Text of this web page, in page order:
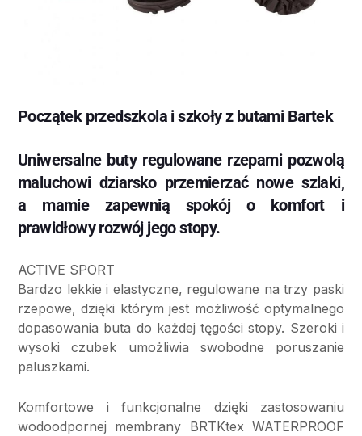
Początek przedszkola i szkoły z butami Bartek
Uniwersalne buty regulowane rzepami pozwolą
maluchowi dziarsko przemierzać nowe szlaki,
a mamie zapewnią spokój o komfort i
prawidłowy rozwój jego stopy.
ACTIVE SPORT
Bardzo lekkie i elastyczne, regulowane na trzy paski
rzepowe, dzięki którym jest możliwość optymalnego
dopasowania buta do każdej tęgości stopy. Szeroki i
wysoki czubek umożliwia swobodne poruszanie
paluszkami.
Komfortowe i funkcjonalne dzięki zastosowaniu
wodoodpornej membrany BRTKtex WATERPROOF